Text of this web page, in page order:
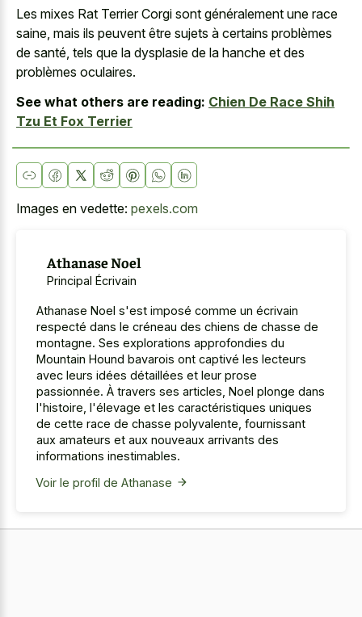
Les mixes Rat Terrier Corgi sont généralement une race
saine, mais ils peuvent être sujets à certains problèmes
de santé, tels que la dysplasie de la hanche et des
problèmes oculaires.
See what others are reading: Chien De Race Shih
Tzu Et Fox Terrier
Images en vedette: pexels.com
Athanase Noel
Principal Écrivain
Athanase Noel s'est imposé comme un écrivain
respecté dans le créneau des chiens de chasse de
montagne. Ses explorations approfondies du
Mountain Hound bavarois ont captivé les lecteurs
avec leurs idées détaillées et leur prose
passionnée. À travers ses articles, Noel plonge dans
l'histoire, l'élevage et les caractéristiques uniques
de cette race de chasse polyvalente, fournissant
aux amateurs et aux nouveaux arrivants des
informations inestimables.
Voir le profil de Athanase